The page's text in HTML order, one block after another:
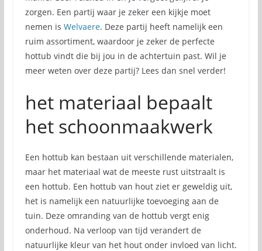
zorgen. Een partij waar je zeker een kijkje moet
nemen is Welvaere. Deze partij heeft namelijk een
ruim assortiment, waardoor je zeker de perfecte
hottub vindt die bij jou in de achtertuin past. Wil je
meer weten over deze partij? Lees dan snel verder!
het materiaal bepaalt
het schoonmaakwerk
Een hottub kan bestaan uit verschillende materialen,
maar het materiaal wat de meeste rust uitstraalt is
een hottub. Een hottub van hout ziet er geweldig uit,
het is namelijk een natuurlijke toevoeging aan de
tuin. Deze omranding van de hottub vergt enig
onderhoud. Na verloop van tijd verandert de
natuurlijke kleur van het hout onder invloed van licht.